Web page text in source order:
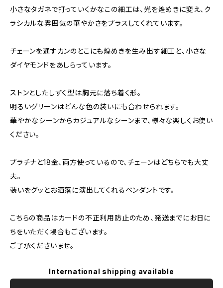
小さなタガネで打っていくかなこの細工は、光を煌めきに変え、ク
ラシカルな雰囲気の華やかさをプラスしてくれています。
チェーンを通すカンのとこにも煌めきを生み出す細工と、小さな
ダイヤモンドをあしらっています。
ストンとしたしずく型は胸元に落ち着く形。
明るいグリーンはどんな色の装いにも合わせられます。
華やかなシーンからカジュアルなシーンまで、様々な楽しくお使い
ください。
プラチナと18金、両方使っているので、チェーンはどちらでも大丈
夫。
装いをグッとお洒落に演出してくれるペンダントです。
こちらの商品はカードの不正利用防止のため、発送までにお日に
ちをいただく場合もございます。
ご了承くださいませ。
International shipping available